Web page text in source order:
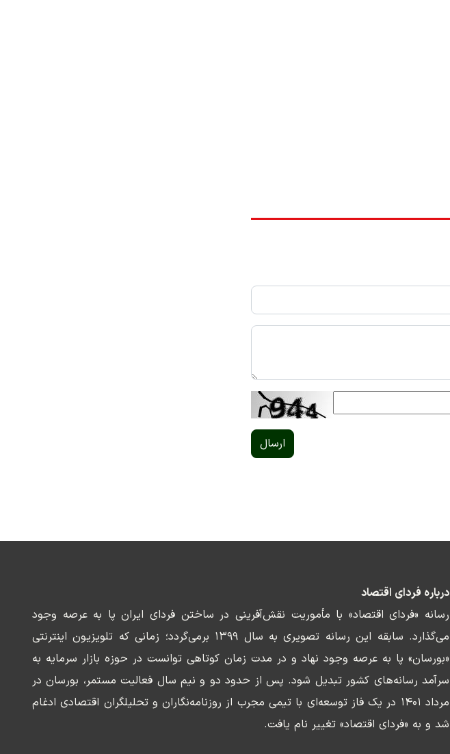
ارسال
درباره فردای اقتصاد
رسانه «فردای اقتصاد» با مأموریت نقش‌آفرینی در ساختن فردای ایران پا به عرصه وجود
می‌گذارد. سابقه این رسانه تصویری به سال ۱۳۹۹ برمی‌گردد؛ زمانی که تلویزیون اینترنتی
«بورسان» پا به عرصه وجود نهاد و در مدت زمان کوتاهی توانست در حوزه بازار سرمایه به
سرآمد رسانه‌های کشور تبدیل شود. پس از حدود دو و نیم سال فعالیت مستمر، بورسان در
مرداد ۱۴۰۱ در یک فاز توسعه‌ای با تیمی مجرب از روزنامه‌نگاران و تحلیلگران اقتصادی ادغام
شد و به «فردای اقتصاد» تغییر نام یافت.